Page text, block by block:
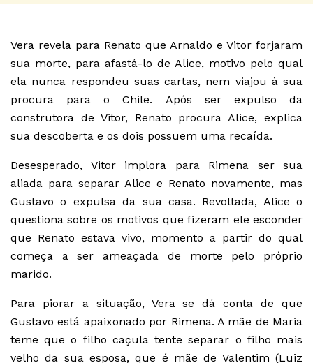
Vera revela para Renato que Arnaldo e Vitor forjaram
sua morte, para afastá-lo de Alice, motivo pelo qual
ela nunca respondeu suas cartas, nem viajou à sua
procura para o Chile. Após ser expulso da
construtora de Vitor, Renato procura Alice, explica
sua descoberta e os dois possuem uma recaída.
Desesperado, Vitor implora para Rimena ser sua
aliada para separar Alice e Renato novamente, mas
Gustavo o expulsa da sua casa. Revoltada, Alice o
questiona sobre os motivos que fizeram ele esconder
que Renato estava vivo, momento a partir do qual
começa a ser ameaçada de morte pelo próprio
marido.
Para piorar a situação, Vera se dá conta de que
Gustavo está apaixonado por Rimena. A mãe de Maria
teme que o filho caçula tente separar o filho mais
velho da sua esposa, que é mãe de Valentim (Luiz